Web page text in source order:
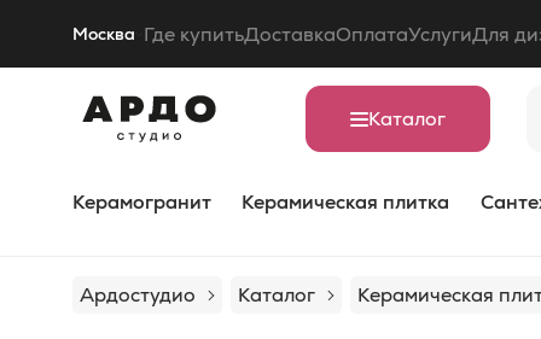
Москва Где купитьДоставкаОплатаУслугиДля
Каталог
Керамогранит Керамическая плитка
Ардостудио Каталог Керамическая